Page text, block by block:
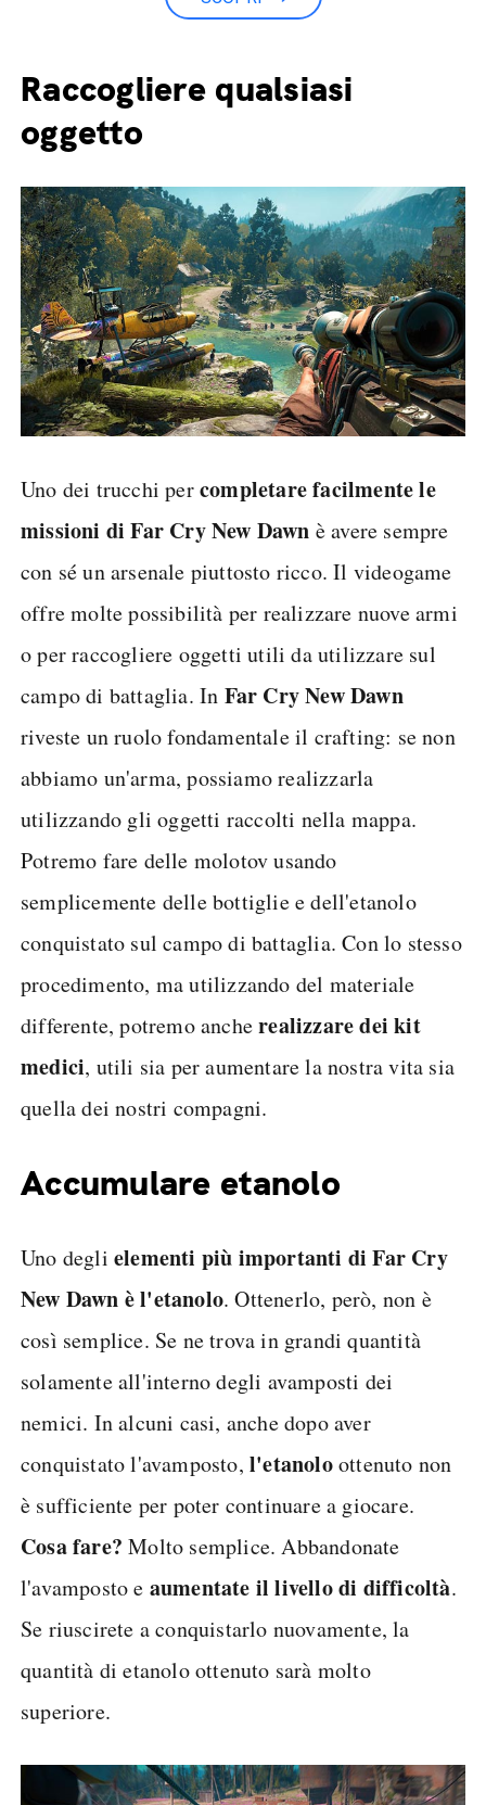
Raccogliere qualsiasi
oggetto
Uno dei trucchi percompletare facilmente le
missioni di Far Cry New Dawn è avere sempre
con sé un arsenale piuttosto ricco. Il videogame
offre molte possibilità per realizzare nuove armi
o per raccogliere oggetti utili da utilizzare sul
campo di battaglia. In Far Cry New Dawn
riveste un ruolo fondamentale il crafting: se non
abbiamo un'arma, possiamo realizzarla
utilizzando gli oggetti raccolti nella mappa.
Potremo fare delle molotov usando
semplicemente delle bottiglie e dell'etanolo
conquistato sul campo di battaglia. Con lo stesso
procedimento, ma utilizzando del materiale
differente, potremo ancherealizzare dei kit
medici, utili sia per aumentare la nostra vita sia
quella dei nostri compagni.
Accumulare etanolo
Uno degli elementi più importanti di Far Cry
New Dawn è l'etanolo. Ottenerlo, però, non è
così semplice. Se ne trova in grandi quantità
solamente all'interno degli avamposti dei
nemici. In alcuni casi, anche dopo aver
conquistato l'avamposto, l'etanoloottenuto non
è sufficiente per poter continuare a giocare.
Cosa fare? Molto semplice. Abbandonate
l'avamposto e aumentate il livello di difficoltà.
Se riuscirete a conquistarlo nuovamente, la
quantità di etanolo ottenuto sarà molto
superiore.